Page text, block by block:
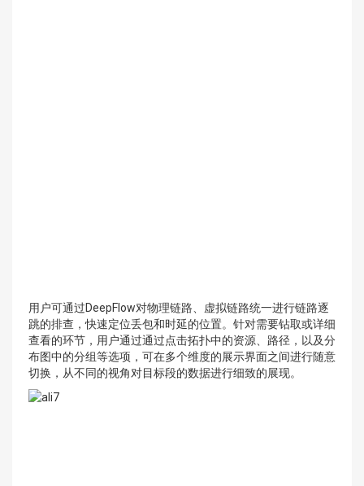
用户可通过DeepFlow对物理链路、虚拟链路统一进行链路逐
跳的排查，快速定位丢包和时延的位置。针对需要钻取或详细
查看的环节，用户通过通过点击拓扑中的资源、路径，以及分
布图中的分组等选项，可在多个维度的展示界面之间进行随意
切换，从不同的视角对目标段的数据进行细致的展现。